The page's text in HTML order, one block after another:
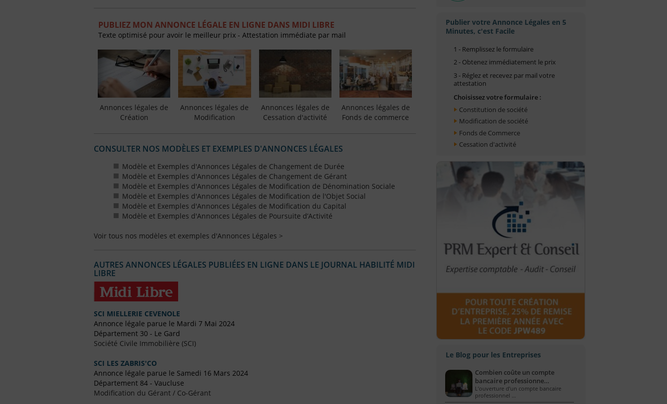
PUBLIEZ MON ANNONCE LÉGALE EN LIGNE DANS MIDI LIBRE
Texte optimisé pour avoir le meilleur prix - Attestation immédiate par mail
Annonces légales de
Création
Annonces légales de
Modification
Annonces légales de
Cessation d'activité
Annonces légales de
Fonds de commerce
CONSULTER NOS MODÈLES ET EXEMPLES D'ANNONCES LÉGALES
Modèle et Exemples d'Annonces Légales de Changement de Durée
Modèle et Exemples d'Annonces Légales de Changement de Gérant
Modèle et Exemples d'Annonces Légales de Modification de Dénomination Sociale
Modèle et Exemples d'Annonces Légales de Modification de l'Objet Social
Modèle et Exemples d'Annonces Légales de Modification du Capital
Modèle et Exemples d'Annonces Légales de Poursuite d’Activité
Voir tous nos modèles et exemples d'Annonces Légales >
AUTRES ANNONCES LÉGALES PUBLIÉES EN LIGNE DANS LE JOURNAL HABILITÉ MIDI
LIBRE
SCI MIELLERIE CEVENOLE
Annonce légale parue le Mardi 7 Mai 2024
Département 30 - Le Gard
Société Civile Immobilière (SCI)
SCI LES ZABRIS'CO
Annonce légale parue le Samedi 16 Mars 2024
Département 84 - Vaucluse
Modification du Gérant / Co-Gérant
Publier votre Annonce Légales en 5
Minutes, c'est Facile
1 - Remplissez le formulaire
2 - Obtenez immédiatement le prix
3 - Réglez et recevez par mail votre
attestation
Choisissez votre formulaire :
Constitution de société
Modification de société
Fonds de Commerce
Cessation d'activité
Le Blog pour les Entreprises
Combien coûte un compte
bancaire professionne…
L’ouverture d’un compte bancaire
professionnel …